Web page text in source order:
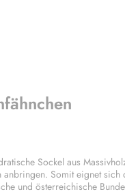
Sockel aus
Somit eignet
und österreichische